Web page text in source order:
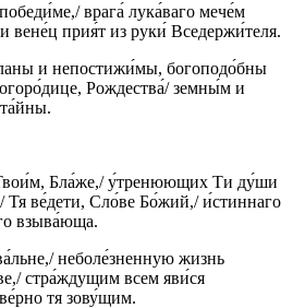
врага́ лука́ваго мече́м
вене́ц прия́т из руки́ Вседержи́теля.
и непостижи́мы, богоподо́бны
Рождества́/ земны́м и
Бла́же,/ у́тренюющих Ти ду́ши
ве́дети, Сло́ве Бо́жий,/ и́стиннаго
взыва́юща.
неболе́зненную жизнь
стра́ждущим всем яви́ся
тя зову́щим.